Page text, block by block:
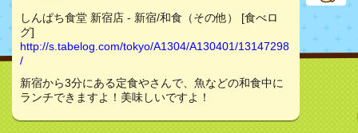
しんぱち食堂 新宿店 - 新宿/和食（その他） [食べロ
グ]
http://s.tabelog.com/tokyo/A1304/A130401/13147298
/
新宿から3分にある定食やさんで、魚などの和食中に
ランチできますよ！美味しいですよ！